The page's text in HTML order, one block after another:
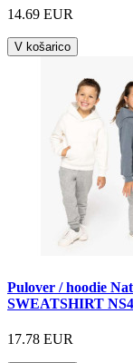
14.69 EUR
V košarico
Pulover / hoodie
SWEATSHIRT
17.78 EUR